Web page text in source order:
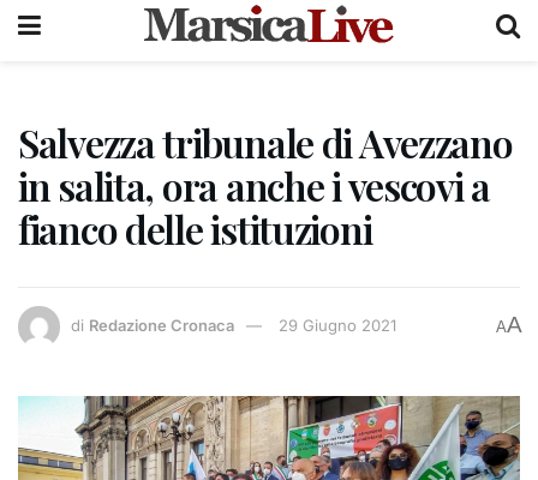
Salvezza tribunale di Avezzano
in salita, ora anche i vescovi a
fianco delle istituzioni
di Redazione Cronaca 29 Giugno 2021 AA